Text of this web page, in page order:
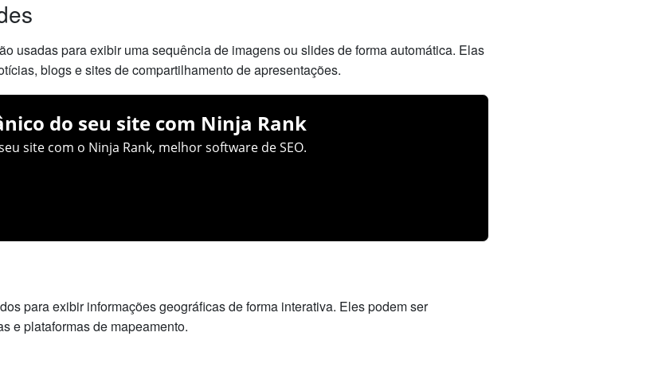
usadas para exibir uma sequência de imagens ou slides de forma automática. Elas
blogs e sites de compartilhamento de apresentações.
do seu site com Ninja Rank
site com o Ninja Rank, melhor software de SEO.
para exibir informações geográficas de forma interativa. Eles podem ser
e plataformas de mapeamento.